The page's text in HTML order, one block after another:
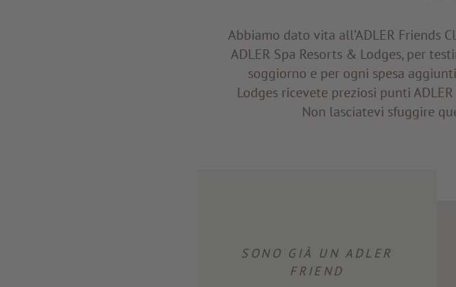
Abbiamo dato vita all’ADLER Friends
ADLER Spa Resorts & Lodges, per
soggiorno e per ogni spesa
Lodges ricevete preziosi punti
Non lasciatevi sfuggire
SONO GIÀ UN ADLER
FRIEND